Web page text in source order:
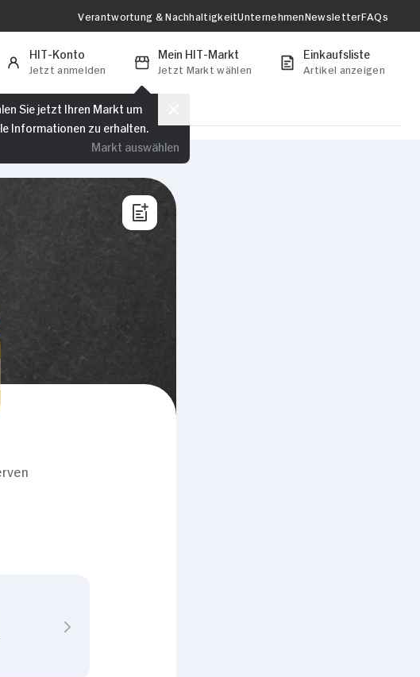
Verantwortung & NachhaltigkeitUnternehmenNewsletterFAQs
HIT-Konto
Jetzt anmelden
Mein HIT-Markt
Jetzt Markt wählen
Sie jetzt Ihren Markt um
Informationen zu erhalten.
Markt auswählen
Einkaufsliste
Artikel anzeigen